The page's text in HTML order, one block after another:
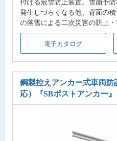
付ける冠雪防止装置。雪崩予
発生しづらくなる他、背面の
の落雪による二次災害の防止・
電子カタログ
鋼製控えアンカー式車両
応）
『SBポストアンカー』